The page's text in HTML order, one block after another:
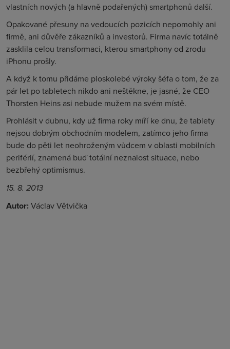
vlastních nových (a hlavně podařených) smartphonů další.
Opakované přesuny na vedoucích pozicích nepomohly ani
firmě, ani důvěře zákazníků a investorů. Firma navíc totálně
zasklila celou transformaci, kterou smartphony od zrodu
iPhonu prošly.
A když k tomu přidáme ploskolebé výroky šéfa o tom, že za
pár let po tabletech nikdo ani neštěkne, je jasné, že CEO
Thorsten Heins asi nebude mužem na svém místě.
Prohlásit v dubnu, kdy už firma roky míří ke dnu, že tablety
nejsou dobrým obchodním modelem, zatímco jeho firma
bude do pěti let neohroženým vůdcem v oblasti mobilních
periférií, znamená buď totální neznalost situace, nebo
bezbřehý optimismus.
15. 8. 2013
Autor: Václav Větvička